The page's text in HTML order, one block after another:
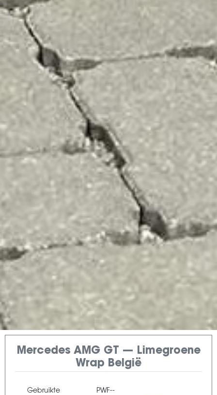
Mercedes AMG GT — Limegroene
Wrap België
Gebruikte
PWF--